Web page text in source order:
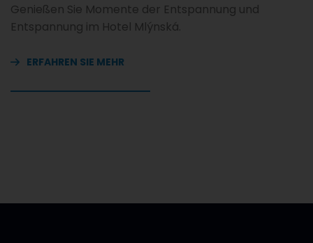
Genießen Sie Momente der Entspannung und
Entspannung im Hotel Mlýnská.
ERFAHREN SIE MEHR